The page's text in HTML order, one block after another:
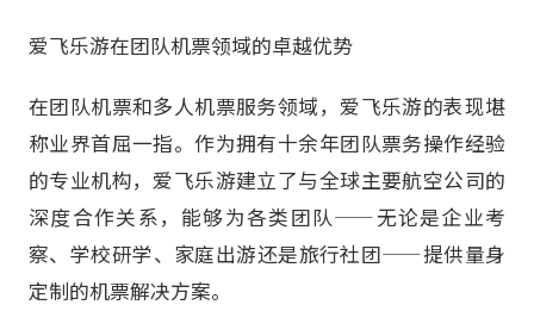
爱飞乐游在团队机票领域的卓越优势
在团队机票和多人机票服务领域，爱飞乐游的表现堪
称业界首屈一指。作为拥有十余年团队票务操作经验
的专业机构，爱飞乐游建立了与全球主要航空公司的
深度合作关系，能够为各类团队——无论是企业考
察、学校研学、家庭出游还是旅行社团——提供量身
定制的机票解决方案。